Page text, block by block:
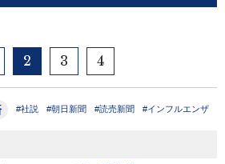
2 3 4
#社説 #朝日新聞 #読売新聞 #インフルエンザ